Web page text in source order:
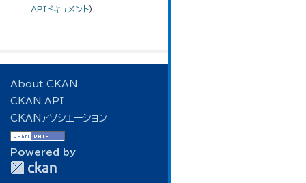
APIドキュメント).
About CKAN
CKAN API
CKANアソシエーション
Powered by